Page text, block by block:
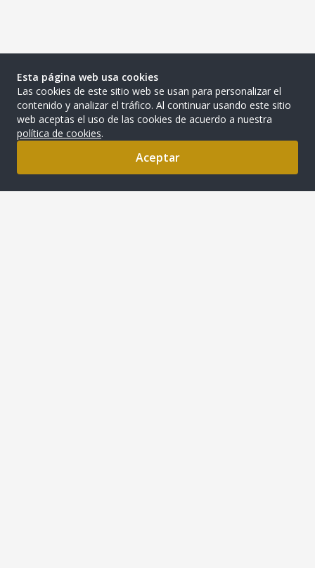
Esta página web usa cookies
Las cookies de este sitio web se usan para personalizar el
contenido y analizar el tráfico. Al continuar usando este sitio
web aceptas el uso de las cookies de acuerdo a nuestra
política de cookies.
Aceptar